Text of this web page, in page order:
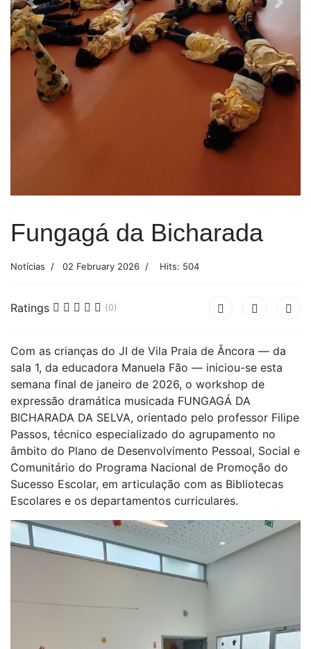
Previous Next
Fungagá da Bicharada
Notícias 02 February 2026 Hits: 504
Ratings (0)
Com as crianças do JI de Vila Praia de Âncora — da
sala 1, da educadora Manuela Fão — iniciou-se esta
semana final de janeiro de 2026, o workshop de
expressão dramática musicada FUNGAGÁ DA
BICHARADA DA SELVA, orientado pelo professor Filipe
Passos, técnico especializado do agrupamento no
âmbito do Plano de Desenvolvimento Pessoal, Social e
Comunitário do Programa Nacional de Promoção do
Sucesso Escolar, em articulação com as Bibliotecas
Escolares e os departamentos curriculares.